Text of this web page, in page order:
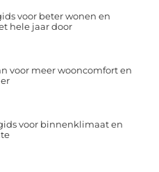
voor beter wonen en
hele jaar door
voor meer wooncomfort en
voor binnenklimaat en